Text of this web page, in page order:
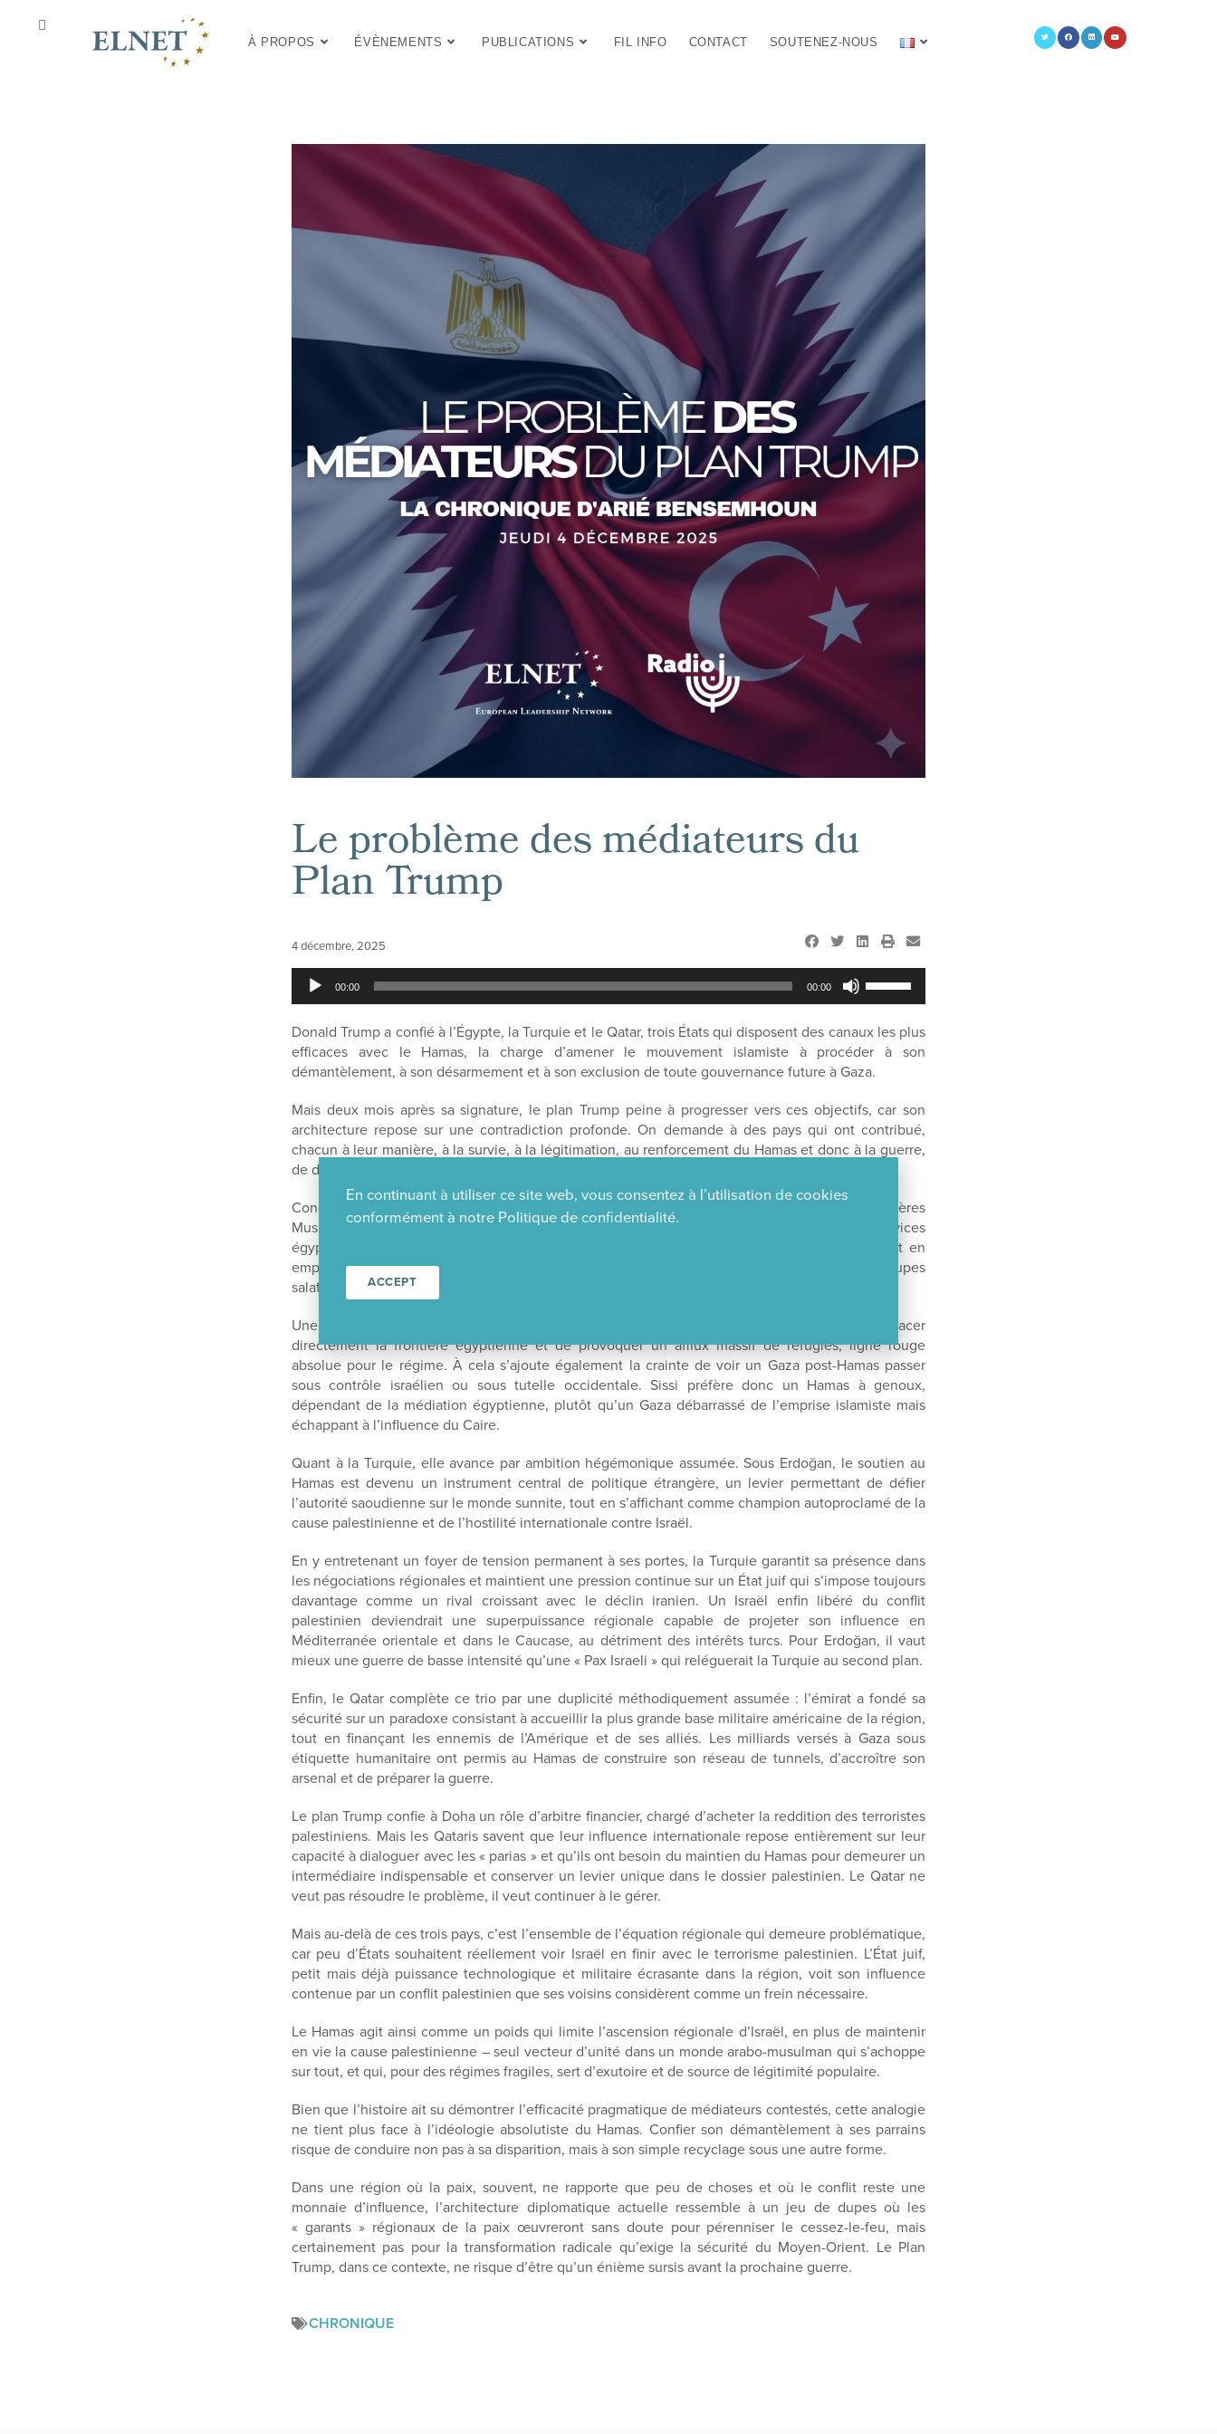
À PROPOS ÉVÈNEMENTS PUBLICATIONS FIL INFO CONTACT SOUTENEZ-NOUS
Le problème des médiateurs du
Plan Trump
4 décembre, 2025
Lecteur
audio
00:00 00:00
haut/bas
pour
augmenter
diminuer
le
volume.
Donald Trump a confié à l’Égypte, la Turquie et le Qatar, trois États qui disposent des canaux les plus
efficaces avec le Hamas, la charge d’amener le mouvement islamiste à procéder à son
démantèlement, à son désarmement et à son exclusion de toute gouvernance future à Gaza.
Mais deux mois après sa signature, le plan Trump peine à progresser vers ces objectifs, car son
architecture repose sur une contradiction profonde. On demande à des pays qui ont contribué,
chacun à leur manière, à la survie, à la légitimation, au renforcement du Hamas et donc à la guerre,
de devenir les artisans de sa disparition.
Concernant l’Égypte, officiellement, le président Sissi se pose en adversaire implacable des Frères
Musulmans, dont le Hamas est la branche palestinienne. Mais dans la pratique, pour les services
égyptiens, le Hamas joue un rôle déterminant en maintenant un minimum d’ordre à Gaza et en
empêchant le territoire de basculer dans l’anarchie ou de devenir un foyer pour les groupes
salafistes-jihadistes liés à l’État islamique, qui frappent déjà dans le Sinaï.
Une disparition soudaine du Hamas pourrait ouvrir un vide sécuritaire susceptible de menacer
directement la frontière égyptienne et de provoquer un afflux massif de réfugiés, ligne rouge
absolue pour le régime. À cela s’ajoute également la crainte de voir un Gaza post-Hamas passer
sous contrôle israélien ou sous tutelle occidentale. Sissi préfère donc un Hamas à genoux,
dépendant de la médiation égyptienne, plutôt qu’un Gaza débarrassé de l’emprise islamiste mais
échappant à l’influence du Caire.
Quant à la Turquie, elle avance par ambition hégémonique assumée. Sous Erdoğan, le soutien au
Hamas est devenu un instrument central de politique étrangère, un levier permettant de défier
l’autorité saoudienne sur le monde sunnite, tout en s’affichant comme champion autoproclamé de la
cause palestinienne et de l’hostilité internationale contre Israël.
En y entretenant un foyer de tension permanent à ses portes, la Turquie garantit sa présence dans
les négociations régionales et maintient une pression continue sur un État juif qui s’impose toujours
davantage comme un rival croissant avec le déclin iranien. Un Israël enfin libéré du conflit
palestinien deviendrait une superpuissance régionale capable de projeter son influence en
Méditerranée orientale et dans le Caucase, au détriment des intérêts turcs. Pour Erdoğan, il vaut
mieux une guerre de basse intensité qu’une « Pax Israeli » qui reléguerait la Turquie au second plan.
Enfin, le Qatar complète ce trio par une duplicité méthodiquement assumée : l’émirat a fondé sa
sécurité sur un paradoxe consistant à accueillir la plus grande base militaire américaine de la région,
tout en finançant les ennemis de l’Amérique et de ses alliés. Les milliards versés à Gaza sous
étiquette humanitaire ont permis au Hamas de construire son réseau de tunnels, d’accroître son
arsenal et de préparer la guerre.
Le plan Trump confie à Doha un rôle d’arbitre financier, chargé d’acheter la reddition des terroristes
palestiniens. Mais les Qataris savent que leur influence internationale repose entièrement sur leur
capacité à dialoguer avec les « parias » et qu’ils ont besoin du maintien du Hamas pour demeurer un
intermédiaire indispensable et conserver un levier unique dans le dossier palestinien. Le Qatar ne
veut pas résoudre le problème, il veut continuer à le gérer.
Mais au-delà de ces trois pays, c’est l’ensemble de l’équation régionale qui demeure problématique,
car peu d’États souhaitent réellement voir Israël en finir avec le terrorisme palestinien. L’État juif,
petit mais déjà puissance technologique et militaire écrasante dans la région, voit son influence
contenue par un conflit palestinien que ses voisins considèrent comme un frein nécessaire.
Le Hamas agit ainsi comme un poids qui limite l’ascension régionale d’Israël, en plus de maintenir
en vie la cause palestinienne – seul vecteur d’unité dans un monde arabo-musulman qui s’achoppe
sur tout, et qui, pour des régimes fragiles, sert d’exutoire et de source de légitimité populaire.
Bien que l’histoire ait su démontrer l’efficacité pragmatique de médiateurs contestés, cette analogie
ne tient plus face à l’idéologie absolutiste du Hamas. Confier son démantèlement à ses parrains
risque de conduire non pas à sa disparition, mais à son simple recyclage sous une autre forme.
Dans une région où la paix, souvent, ne rapporte que peu de choses et où le conflit reste une
monnaie d’influence, l’architecture diplomatique actuelle ressemble à un jeu de dupes où les
« garants » régionaux de la paix œuvreront sans doute pour pérenniser le cessez-le-feu, mais
certainement pas pour la transformation radicale qu’exige la sécurité du Moyen-Orient. Le Plan
Trump, dans ce contexte, ne risque d’être qu’un énième sursis avant la prochaine guerre.
CHRONIQUE
En continuant à utiliser ce site web, vous consentez à l’utilisation de cookies
conformément à notre Politique de confidentialité.
ACCEPT